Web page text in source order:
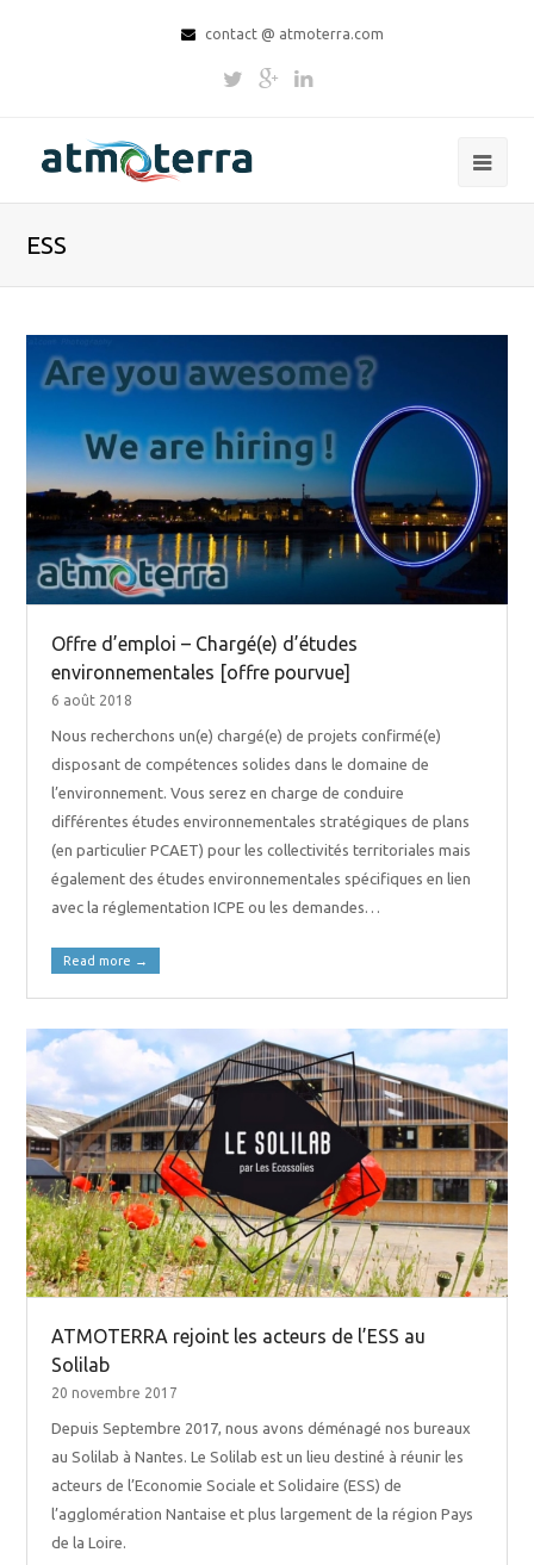
contact @ atmoterra.com
ESS
Offre d’emploi – Chargé(e) d’études
environnementales [offre pourvue]
6 août 2018
Nous recherchons un(e) chargé(e) de projets confirmé(e)
disposant de compétences solides dans le domaine de
l’environnement. Vous serez en charge de conduire
différentes études environnementales stratégiques de plans
(en particulier PCAET) pour les collectivités territoriales mais
également des études environnementales spécifiques en lien
avec la réglementation ICPE ou les demandes…
Read more →
ATMOTERRA rejoint les acteurs de l’ESS au
Solilab
20 novembre 2017
Depuis Septembre 2017, nous avons déménagé nos bureaux
au Solilab à Nantes. Le Solilab est un lieu destiné à réunir les
acteurs de l’Economie Sociale et Solidaire (ESS) de
l’agglomération Nantaise et plus largement de la région Pays
de la Loire.